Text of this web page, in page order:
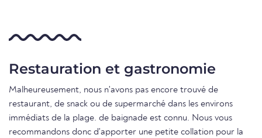
Restauration et gastronomie
Malheureusement, nous n'avons pas encore trouvé de
restaurant, de snack ou de supermarché dans les environs
immédiats de la plage. de baignade est connu. Nous vous
recommandons donc d'apporter une petite collation pour la